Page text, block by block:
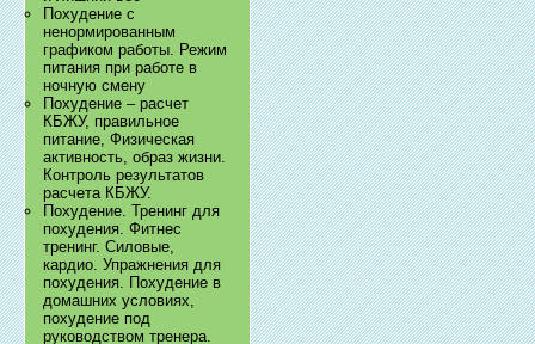
Похудение с
ненормированным
графиком работы. Режим
питания при работе в
ночную смену
Похудение – расчет
КБЖУ, правильное
питание, Физическая
активность, образ жизни.
Контроль результатов
расчета КБЖУ.
Похудение. Тренинг для
похудения. Фитнес
тренинг. Силовые,
кардио. Упражнения для
похудения. Похудение в
домашних условиях,
похудение под
руководством тренера.